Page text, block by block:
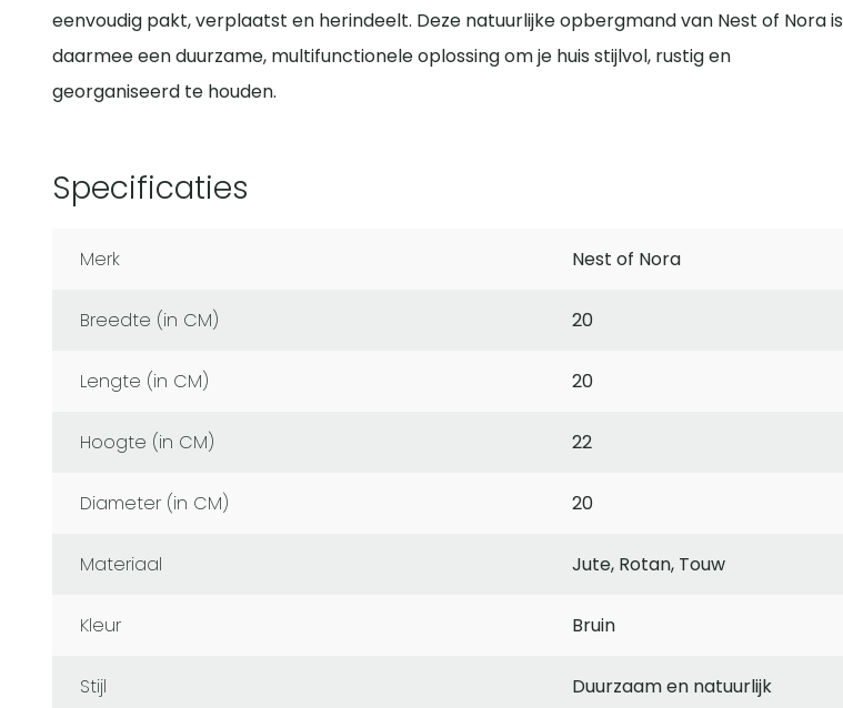
eenvoudig pakt, verplaatst en herindeelt. Deze natuurlijke opbergmand van Nest of Nora is
daarmee een duurzame, multifunctionele oplossing om je huis stijlvol, rustig en
georganiseerd te houden.
Specificaties
Merk Nest of Nora
Breedte (in CM) 20
Lengte (in CM) 20
Hoogte (in CM) 22
Diameter (in CM) 20
Materiaal Jute, Rotan, Touw
Kleur Bruin
Stijl Duurzaam en natuurlijk